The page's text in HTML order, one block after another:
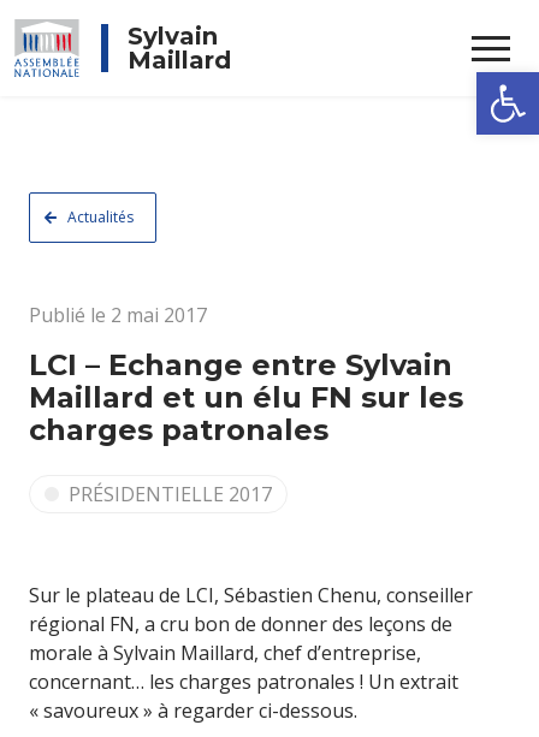
Ouvrir
Sylvain
Maillard
Actualités
Publié le 2 mai 2017
LCI – Echange entre Sylvain
Maillard et un élu FN sur les
charges patronales
PRÉSIDENTIELLE 2017
Sur le plateau de LCI, Sébastien Chenu, conseiller
régional FN, a cru bon de donner des leçons de
morale à Sylvain Maillard, chef d’entreprise,
concernant… les charges patronales ! Un extrait
« savoureux » à regarder ci-dessous.